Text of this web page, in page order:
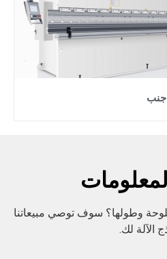
جنب
وطولها؟ سوف توصي مبيعاتنا
الآلة لك.